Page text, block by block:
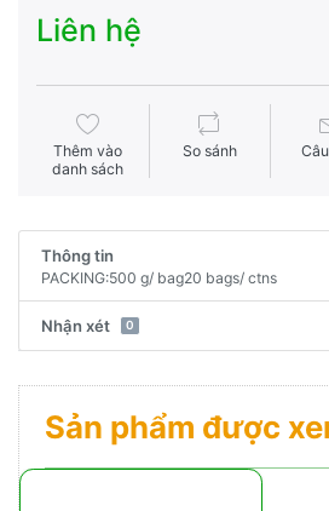
Liên hệ
Thêm vào
danh sách
So sánh
Thông tin
PACKING:500 g/ bag20 bags/ ctns
Nhận xét 0
Sản phẩm được